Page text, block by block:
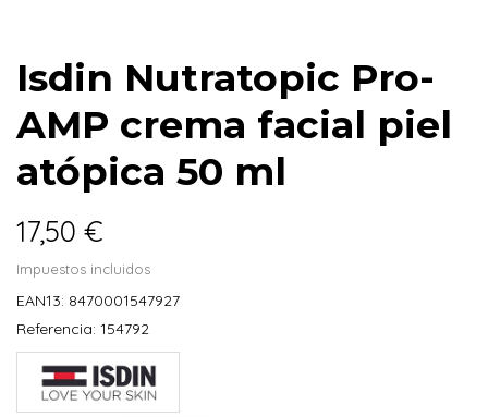
Isdin Nutratopic Pro-
AMP crema facial piel
atópica 50 ml
17,50 €
Impuestos incluidos
EAN13: 8470001547927
Referencia: 154792